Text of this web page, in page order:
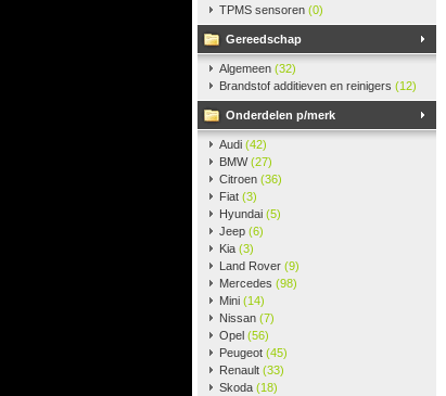
TPMS sensoren (0)
Gereedschap
Algemeen (32)
Brandstof additieven en reinigers (12)
Onderdelen p/merk
Audi (42)
BMW(27)
Citroen (36)
Fiat (3)
Hyundai (5)
Jeep (6)
Kia (3)
Land Rover (9)
Mercedes (98)
Mini (14)
Nissan (7)
Opel (56)
Peugeot (45)
Renault (33)
Skoda (18)